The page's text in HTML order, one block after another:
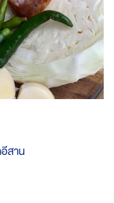
สาน